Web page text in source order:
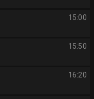
15:00
15:50
16:20